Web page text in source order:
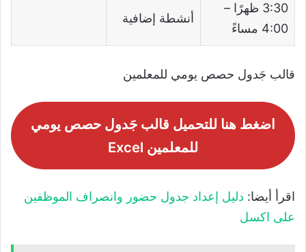
3:30 ظهرًا –
4:00 مساءً
أنشطة إضافية
قالب جَدول حصص يومي للمعلمين
اضغط هنا للتحميل قالب جَدول حصص يومي
للمعلمين Excel
اقرأ أيضا: دليل إعداد جدول حضور وانصراف الموظفين
على اكسل